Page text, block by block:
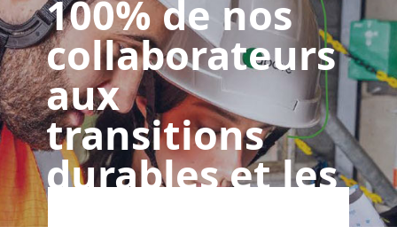
100% de nos
collaborateurs
aux
transitions
durables et les
rendre acteurs